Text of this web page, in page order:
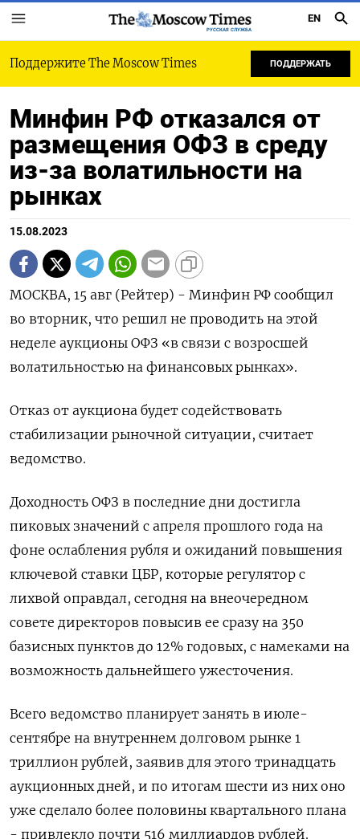
РУССКАЯ СЛУЖБА
EN
Поддержите The Moscow Times ПОДДЕРЖАТЬ
Минфин РФ отказался от
размещения ОФЗ в среду
из-за волатильности на
рынках
15.08.2023
МОСКВА, 15 авг (Рейтер) - Минфин РФ сообщил
во вторник, что решил не проводить на этой
неделе аукционы ОФЗ «в связи с возросшей
волатильностью на финансовых рынках».
Отказ от аукциона будет содействовать
стабилизации рыночной ситуации, считает
ведомство.
Доходность ОФЗ в последние дни достигла
пиковых значений с апреля прошлого года на
фоне ослабления рубля и ожиданий повышения
ключевой ставки ЦБР, которые регулятор с
лихвой оправдал, сегодня на внеочередном
совете директоров повысив ее сразу на 350
базисных пунктов до 12% годовых, с намеками на
возможность дальнейшего ужесточения.
Всего ведомство планирует занять в июле-
сентябре на внутреннем долговом рынке 1
триллион рублей, заявив для этого тринадцать
аукционных дней, и по итогам шести из них оно
уже сделало более половины квартального плана
- привлекло почти 516 миллиардов рублей.